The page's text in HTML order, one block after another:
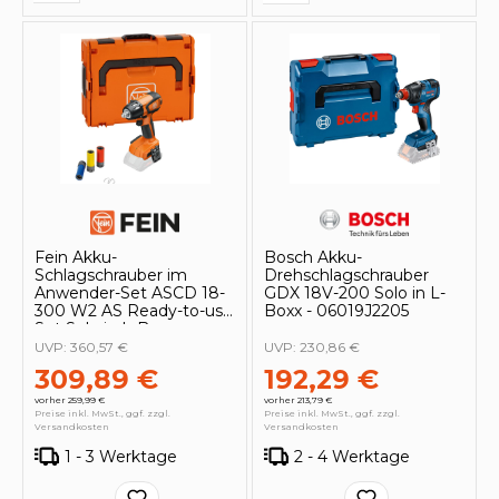
Fein Akku-
Schlagschrauber im
Anwender-Set ASCD 18-
300 W2 AS Ready-to-use
Set Solo in L-Boxx -
71151063000
309,89 €
vorher 259,99 €
UVP: 360,57 €
Preise inkl. MwSt., ggf. zzgl.
Versandkosten
1 - 3 Werktage
Bosch Akku-
Drehschlagschrauber
GDX 18V-200 Solo in L-
Boxx - 06019J2205
192,29 €
vorher 213,79 €
UVP: 230,86 €
Preise inkl. MwSt., ggf. zzgl.
Versandkosten
2 - 4 Werktage